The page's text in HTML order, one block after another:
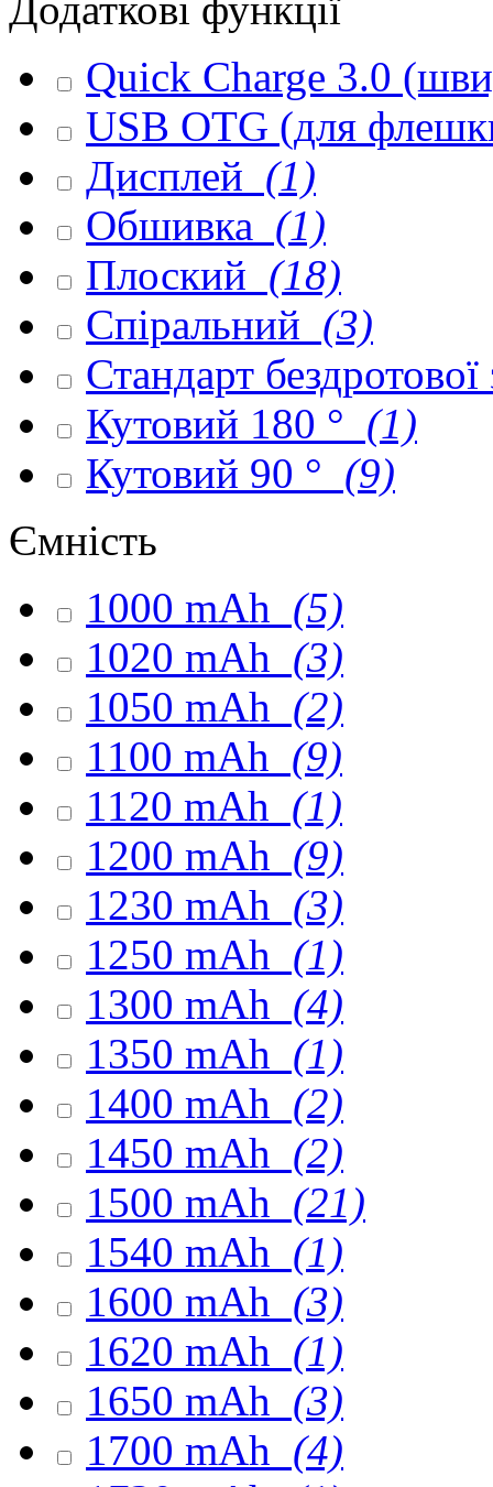
Quick Charge 3.0
USB OTG (для
Дисплей (1)
Обшивка (1)
Плоский (18)
Спіральний (3)
Стандарт
Кутовий 180 ° (1)
Кутовий 90 ° (9)
Ємність
1000 mAh (5)
1020 mAh (3)
1050 mAh (2)
1100 mAh (9)
1120 mAh (1)
1200 mAh (9)
1230 mAh (3)
1250 mAh (1)
1300 mAh (4)
1350 mAh (1)
1400 mAh (2)
1450 mAh (2)
1500 mAh (21)
1540 mAh (1)
1600 mAh (3)
1620 mAh (1)
1650 mAh (3)
1700 mAh (4)